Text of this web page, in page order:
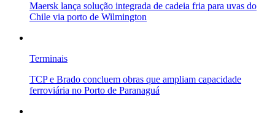
Maersk lança solução integrada de cadeia fria para uvas do
Chile via porto de Wilmington
Terminais
TCP e Brado concluem obras que ampliam capacidade
ferroviária no Porto de Paranaguá